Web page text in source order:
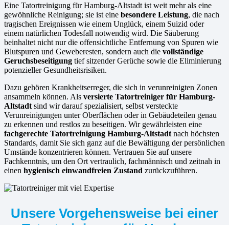
Eine Tatortreinigung für Hamburg-Altstadt ist weit mehr als eine
gewöhnliche Reinigung; sie ist eine besondere Leistung, die nach
tragischen Ereignissen wie einem Unglück, einem Suizid oder
einem natürlichen Todesfall notwendig wird. Die Säuberung
beinhaltet nicht nur die offensichtliche Entfernung von Spuren wie
Blutspuren und Geweberesten, sondern auch die vollständige
Geruchsbeseitigung tief sitzender Gerüche sowie die Eliminierung
potenzieller Gesundheitsrisiken.
Dazu gehören Krankheitserreger, die sich in verunreinigten Zonen
ansammeln können. Als versierte Tatortreiniger für Hamburg-
Altstadt sind wir darauf spezialisiert, selbst versteckte
Verunreinigungen unter Oberflächen oder in Gebäudeteilen genau
zu erkennen und restlos zu beseitigen. Wir gewährleisten eine
fachgerechte Tatortreinigung Hamburg-Altstadt nach höchsten
Standards, damit Sie sich ganz auf die Bewältigung der persönlichen
Umstände konzentrieren können. Vertrauen Sie auf unsere
Fachkenntnis, um den Ort vertraulich, fachmännisch und zeitnah in
einen hygienisch einwandfreien Zustand zurückzuführen.
Unsere Vorgehensweise bei einer